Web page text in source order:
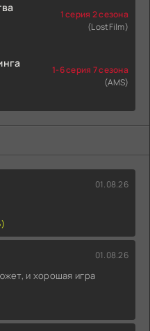
1 серия 2 сезона
(LostFilm)
1-6 серия 7 сезона
(AMS)
01.08.26
01.08.26
и хорошая игра